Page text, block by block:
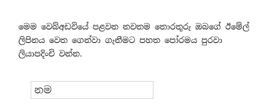
මෙම වෙබ්අඩවියේ පළවන නවතම තොරතුරු ඔබගේ ඊමේල්
ලිපිනය වෙත ගෙන්වා ගැනීමට පහත පෝරමය පුරවා
ලියාපදිංචි වන්න.